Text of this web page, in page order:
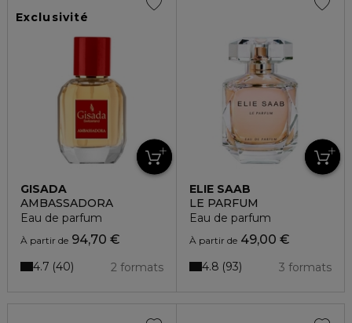
Exclusivité
GISADA
AMBASSADORA
Eau de parfum
À partir de 94,70 €
2 formats
4.7 40
ELIE SAAB
LE PARFUM
Eau de parfum
À partir de49,00 €
3 formats
4.8 93